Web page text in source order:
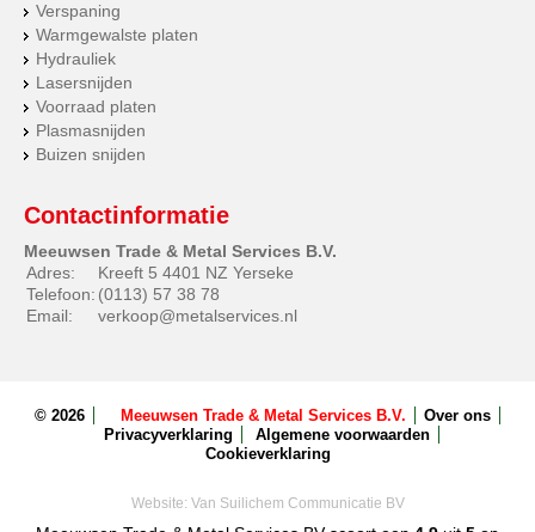
Verspaning
Warmgewalste platen
Hydrauliek
Lasersnijden
Voorraad platen
Plasmasnijden
Buizen snijden
Contactinformatie
Meeuwsen Trade & Metal Services B.V.
Adres:
Kreeft 5 4401 NZ Yerseke
Telefoon: (0113) 57 38 78
Email:
verkoop@metalservices.nl
© 2026 Meeuwsen Trade & Metal Services B.V.
Over ons
Privacyverklaring
Algemene voorwaarden
Cookieverklaring
Website: Van Suilichem Communicatie BV